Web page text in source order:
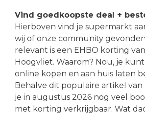
Vind goedkoopste deal +
Hierboven vind je supermarkt
wij of onze community
relevant is een EHBO korting
Hoogvliet. Waarom? Nou, je
online kopen en aan huis laten
Behalve dit populaire artikel van
je in augustus 2026 nog veel
met korting verkrijgbaar. Wat